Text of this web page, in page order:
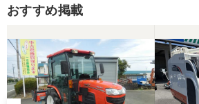
だきます。ありがとうございま
山梨県／伊藤明久
引き取りに行くまでに 時間
待っていて頂き有り難うござい
おすすめ掲載